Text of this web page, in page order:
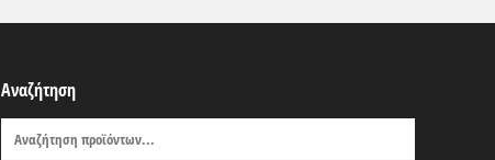
Αναζήτηση